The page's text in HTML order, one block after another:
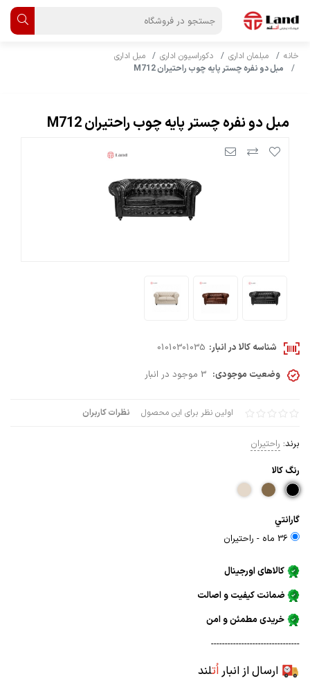
خانه مبلمان اداری دکوراسیون اداری
مبل اداری
مبل دو نفره چستر پایه چوب راحتیران M712
مبل دو نفره چستر پایه چوب راحتیران M712
اولین نظر برای این محصول نظرات کاربران
برند: راحتیران
رنگ كالا
گارانتي
36 ماه - راحتيران
کالاهای اورجینال
ضمانت کیفیت و اصالت
خریدی مطمئن و امن
--------------------------------
ارسال از انباراُتلند
شناسه کالا در انبار: 01010301035
وضعیت موجودی: 3 موجود در انبار